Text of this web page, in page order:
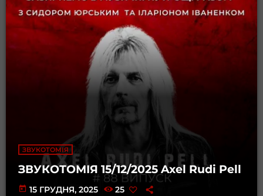
ЗВУКОТОМІЯ
ЗВУКОТОМІЯ 15/12/2025 Axel Rudi Pell
today 15 ГРУДНЯ, 2025 25